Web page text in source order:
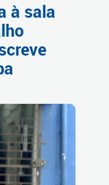
à sala